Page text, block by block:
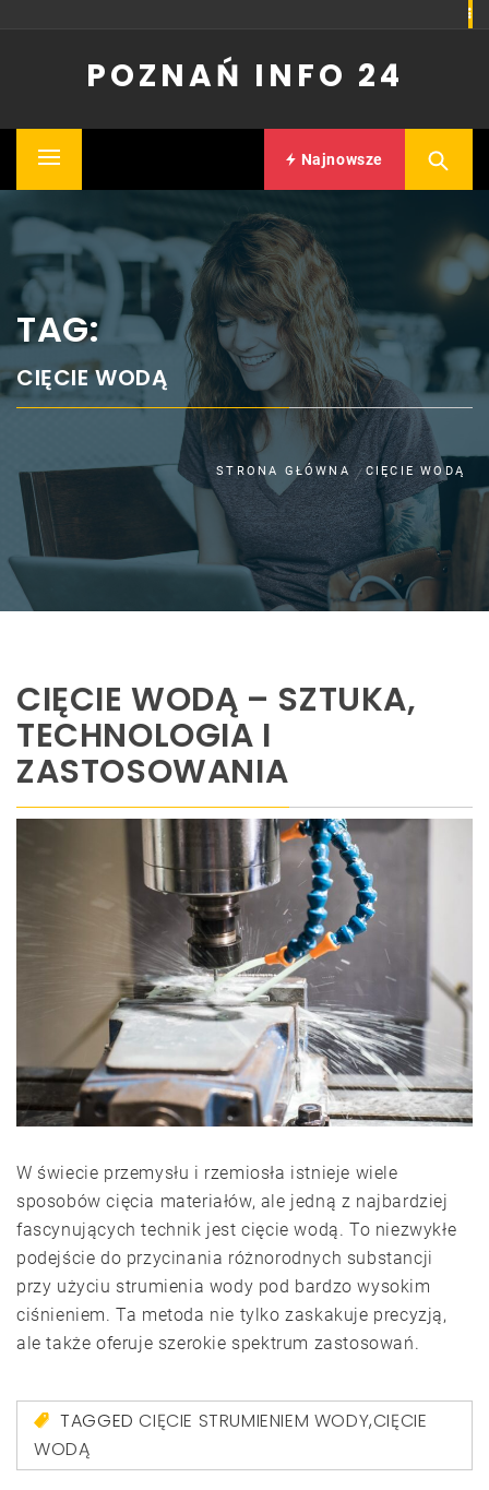
POZNAŃ INFO 24
Primary
Najnowsze
TAG:
CIĘCIE WODĄ
STRONA GŁÓWNA CIĘCIE WODĄ
CIĘCIE WODĄ – SZTUKA,
TECHNOLOGIA I
ZASTOSOWANIA
W świecie przemysłu i rzemiosła istnieje wiele
sposobów cięcia materiałów, ale jedną z najbardziej
fascynujących technik jest cięcie wodą. To niezwykłe
podejście do przycinania różnorodnych substancji
przy użyciu strumienia wody pod bardzo wysokim
ciśnieniem. Ta metoda nie tylko zaskakuje precyzją,
ale także oferuje szerokie spektrum zastosowań.
TAGGEDCIĘCIE STRUMIENIEM WODY,CIĘCIE
WODĄ